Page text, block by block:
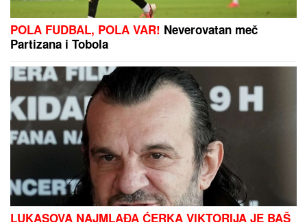
POLA FUDBAL, POLA VAR! Neverovatan meč
Partizana i Tobola
LUKASOVA NAJMLAĐA ĆERKA VIKTORIJA JE BAŠ